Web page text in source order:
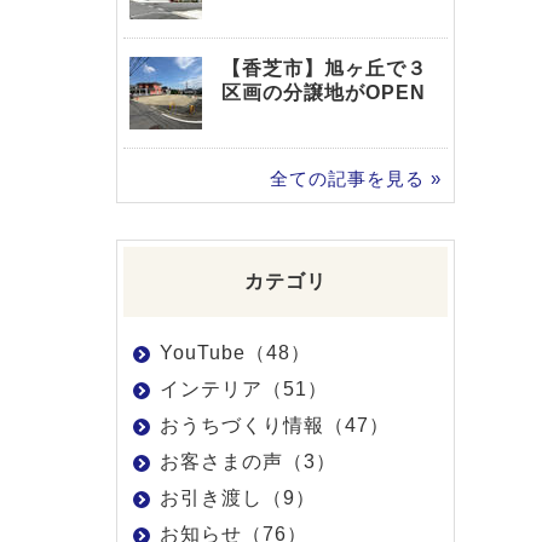
【香芝市】旭ヶ丘で３
区画の分譲地がOPEN
全ての記事を見る »
カテゴリ
YouTube（48）
インテリア（51）
おうちづくり情報（47）
お客さまの声（3）
お引き渡し（9）
お知らせ（76）